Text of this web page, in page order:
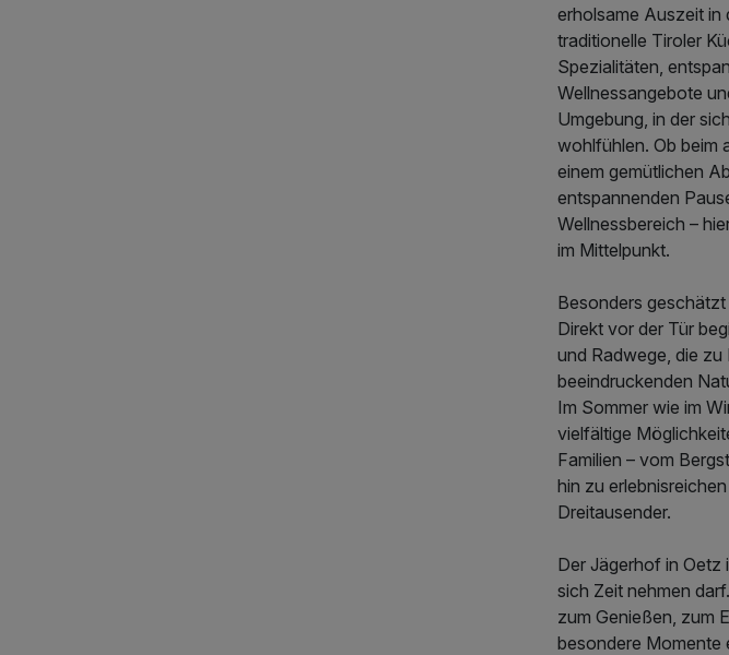
erholsame Auszeit in
traditionelle Tiroler
Spezialitäten,
Wellnessangebote
Umgebung, in der
wohlfühlen. Ob beim
einem gemütlichen
entspannenden
Wellnessbereich –
im Mittelpunkt.
Besonders
Direkt vor der Tür
und Radwege, die
beeindruckenden
Im Sommer wie im
vielfältige
Familien – vom
hin zu
Dreitausender.
Der Jägerhof in Oetz
sich Zeit nehmen
zum Genießen, zum
besondere Momente